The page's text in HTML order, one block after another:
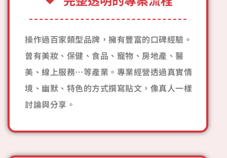
操作過百家類型品牌，擁有豐富的口碑經驗。
曾有美妝、保健、食品、寵物、房地產、醫
美、線上服務…等產業。專業經營透過真實情
境、幽默、特色的方式撰寫貼文，像真人一樣
討論與分享。